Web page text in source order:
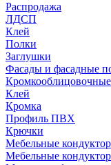
Распродажа
ЛДСП
Клей
Полки
Заглушки
Фасады и фасадные
Клей
Кромка
Профиль ПВХ
Крючки
Мебельные
Мебельные